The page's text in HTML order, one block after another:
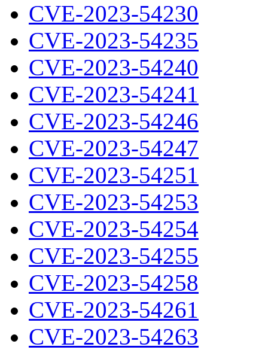
CVE-2023-54230
CVE-2023-54235
CVE-2023-54240
CVE-2023-54241
CVE-2023-54246
CVE-2023-54247
CVE-2023-54251
CVE-2023-54253
CVE-2023-54254
CVE-2023-54255
CVE-2023-54258
CVE-2023-54261
CVE-2023-54263